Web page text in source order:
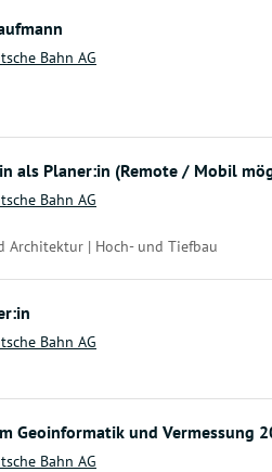
Bahn AG
als Planer:in (Remote / Mobil
Bahn AG
Architektur | Hoch- und Tiefbau
Bahn AG
Geoinformatik und Vermessung
Bahn AG